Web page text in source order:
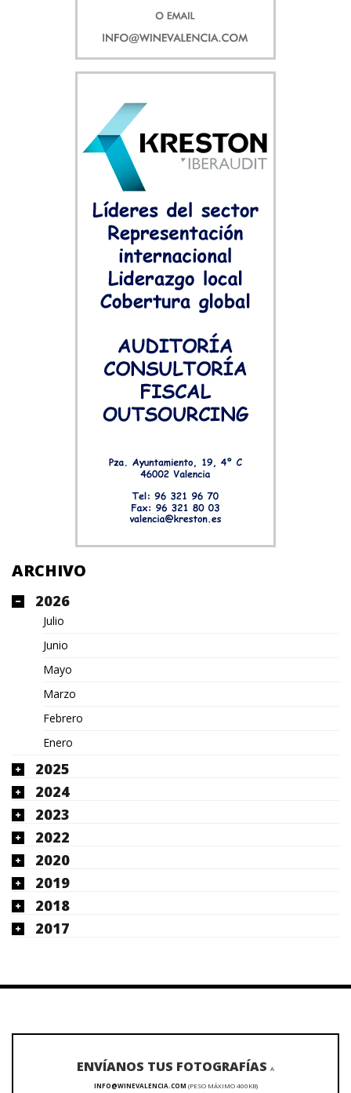
ARCHIVO
2026
Julio
Junio
Mayo
Marzo
Febrero
Enero
2025
2024
2023
2022
2020
2019
2018
2017
ENVÍANOS TUS FOTOGRAFÍAS A
INFO@WINEVALENCIA.COM (PESO MÁXIMO 400KB)